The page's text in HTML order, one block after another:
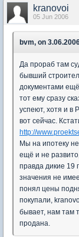
kranovoi
05 Jun 2006
bvm, on
Да прораб там
бывший
документами
тот ему сразу
успеют, хотя и в
вот сейчас.
http://
Мы на ипотеку
ещё и не
правда дикие 19
значения не
понял цены
покупали,
бывает, нам там
продана.